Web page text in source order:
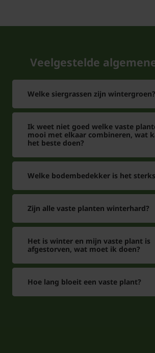
(20+ graden Celsius) dagelijks water
Sedummat snoeien en
Het is belangrijk dat u jaarlijks wat
uitvoert zodat de sedummat goed
mooi zal blijven:
Verwijder 2 keer per jaar ongewenst
zaailingen van bomen.
Veelgestelde
Welke siergrassen zijn wintergroen?
Ik weet niet goed welke vaste
mooi met elkaar combineren, wat
het beste doen?
Welke bodembedekker is het
Zijn alle vaste planten winterhard?
Het is winter en mijn vaste plant is
afgestorven, wat moet ik doen?
Hoe lang bloeit een vaste plant?